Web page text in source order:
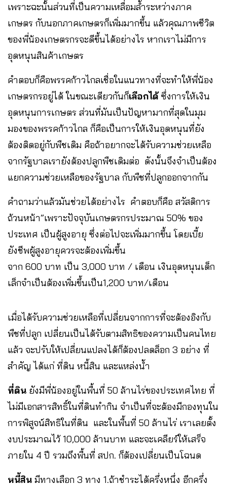
เพราะฉะนั้นส่วนที่เป็นความเหลื่อมล้ำระหว่างภาค
เกษตร กับนอกภาคเกษตรก็เพิ่มมากขึ้น แล้วคุณภาพชีวิต
ของพี่น้องเกษตรกรจะดีขึ้นได้อย่างไร หากเราไม่มีการ
อุดหนุนสินค้าเกษตร
คำตอบก็คือพรรคก้าวไกลเชื่อในแนวทางที่จะทำให้พี่น้อง
เกษตรกรอยู่ได้ ในขณะเดียวกันก็เลือกได้ซึ่งการให้เงิน
อุดหนุนการเกษตร ส่วนที่มันเป็นปัญหามากที่สุดในมุม
มองของพรรคก้าวไกล ก็คือเป็นการให้เงินอุดหนุนที่ยัง
ต้องติดอยู่กับพืชเดิม คือถ้าอยากจะได้รับความช่วยเหลือ
จากรัฐบาลเรายังต้องปลูกพืชเดิมต่อ ดังนั้นจึงจำเป็นต้อง
แยกความช่วยเหลือของรัฐบาล กับพืชที่ปลูกออกจากกัน
คำถามว่าแล้วมันช่วยได้อย่างไร คำตอบก็คือ สวัสดิการ
ถ้วนหน้า”เพราะปัจจุบันเกษตรกรประมาณ 50% ของ
ประเทศ เป็นผู้สูงอายุ ซึ่งต่อไปจะเพิ่มมากขึ้น โดยเบี้ย
ยังชีพผู้สูงอายุควรจะต้องเพิ่มขึ้น
จาก 600 บาท เป็น 3,000 บาท / เดือน เงินอุดหนุนเด็ก
เล็กจำเป็นต้องเพิ่มขึ้นเป็น1,200 บาท/เดือน
เมื่อได้รับความช่วยเหลือที่เปลี่ยนจากการที่จะต้องอิงกับ
พืชที่ปลูก เปลี่ยนเป็นได้รับตามสิทธิของความเป็นคนไทย
แล้ว จะปรับให้เปลี่ยนแปลงได้ก็ต้องปลดล็อก 3 อย่าง ที่
สำคัญ ได้แก่ ที่ดิน หนี้สิน และแหล่งน้ำ
ที่ดิน ยังมีพี่น้องอยู่ในพื้นที่ 50 ล้านไร่ของประเทศไทย ที่
ไม่มีเอกสารสิทธิ์ในที่ดินทำกิน จำเป็นที่จะต้องมีกองทุนใน
การพิสูจน์สิทธิในที่ดิน และในพื้นที่ 50 ล้านไร่ เราเลยตั้ง
งบประมาณไว้ 10,000 ล้านบาท และจะเคลียร์ให้เสร็จ
ภายใน 4 ปี รวมถึงพื้นที่ สปก. ก็ต้องเปลี่ยนเป็นโฉนด
หนี้สิน มีทางเลือก 3 ทาง 1.ถ้าชำระได้ครึ่งหนึ่ง อีกครึ่ง